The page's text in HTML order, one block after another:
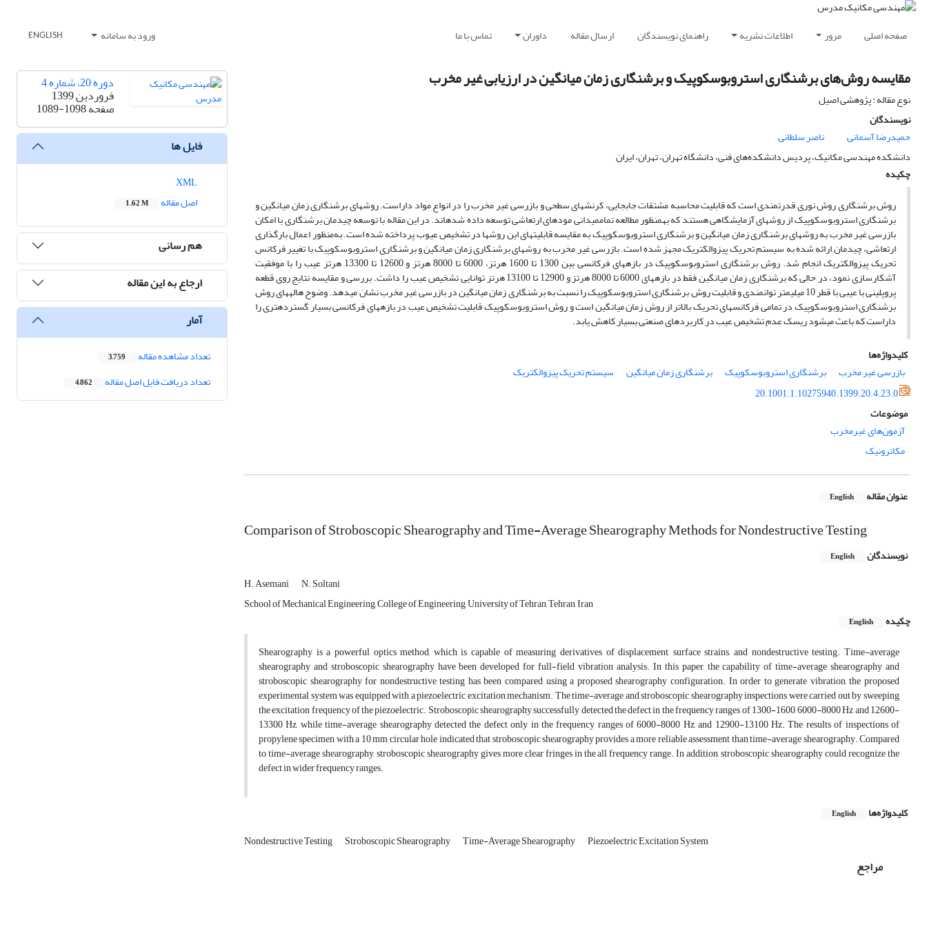
صفحه اصلی مرور اطلاعات نشریه راهنمای نویسندگان ارسال مقاله داوران تماس با ما ورود به سامانه ENGLISH
مقایسه روش‌های برشنگاری استروبوسکوپیک و برشنگاری زمان میانگین در ارزیابی غیر مخرب
نوع مقاله : پژوهشی اصیل
نویسندگان
حمیدرضا آسمانی
ناصر سلطانی
دانشکده مهندسی مکانیک، پردیس دانشکده‌های فنی، دانشگاه تهران، تهران، ایران
چکیده
روش برشنگاری روش نوری قدرتمندی است که قابلیت محاسبه مشتقات جابجایی، کرنش­های سطحی و بازرسی غیر مخرب را در انواع مواد داراست.روش­های برشنگاری زمان میانگین و
برشنگاری استروبوسکوپیک از روش­های آزمایشگاهی هستند که به­منظور مطالعه تمام­میدانی مودهای ارتعاشی توسعه داده شده­اند. در این مقاله با توسعه چیدمان برشنگاری با امکان
بازرسی غیر مخرب به روش­های برشنگاری زمان میانگین و برشنگاری استروبوسکوپیک به مقایسه قابلیت­های این روش­ها در تشخیص عیوب پرداخته شده است. به‌منظور اعمال بارگذاری
ارتعاشی، چیدمان ارائه شده به سیستم تحریک پیزوالکتریک مجهز شده است. بازرسی غیر مخرب به روش­های برشنگاری زمان میانگین و برشنگاری استروبوسکوپیک با تغییر فرکانس
تحریک پیزوالکتریک انجام شد. روش برشنگاری استروبوسکوپیک در بازه­های فرکانسی بین 1300 تا 1600 هرتز، 6000 تا 8000 هرتز و 12600 تا 13300 هرتز عیب را با موفقیت
آشکارسازی نمود، در حالی که برشنگاری زمان میانگین فقط در بازه­های 6000 تا 8000 هرتز و 12900 تا 13100 هرتز توانایی تشخیص عیب را داشت. بررسی و مقایسه نتایج روی قطعه
پروپلینی با عیبی با قطر 10 میلیمتر توانمندی و قابلیت روش برشنگاری استروبوسکوپیک را نسبت به برشنگاری زمان میانگین در بازرسی غیر مخرب نشان می­دهد. وضوح هاله­های روش
برشنگاری استروبوسکوپیک در تمامی فرکانس­های تحریک بالاتر از روش زمان میانگین است و روش استروبوسکوپیک قابلیت تشخیص عیب در بازه­های فرکانسی بسیار گسترده­تری را
داراست که باعث می­شود ریسک عدم تشخیص عیب در کاربردهای صنعتی بسیار کاهش یابد.
کلیدواژه‌ها
بازرسی غیر مخرب
برشنگاری استروبوسکوپیک برشنگاری زمان میانگین
سیستم تحریک پیزوالکتریک
20.1001.1.10275940.1399.20.4.23.0
موضوعات
آزمون‌های غیرمخرب
مکاترونیک
عنوان مقاله English
Comparison of Stroboscopic Shearography and Time-Average Shearography Methods for Nondestructive Testing
نویسندگان English
H. Asemani
N. Soltani
School of Mechanical Engineering, College of Engineering, University of Tehran, Tehran, Iran
چکیده
English
Shearography is a powerful optics method, which is capable of measuring derivatives of displacement, surface strains, and nondestructive testing. Time-average
shearography and stroboscopic shearography have been developed for full-field vibration analysis. In this paper, the capability of time-average shearography and
stroboscopic shearography for nondestructive testing has been compared using a proposed shearography configuration. In order to generate vibration, the proposed
experimental system was equipped with a piezoelectric excitation mechanism. The time-average and stroboscopic shearography inspections were carried out by sweeping
the excitation frequency of the piezoelectric. Stroboscopic shearography successfully detected the defect in the frequency ranges of 1300-1600, 6000-8000 Hz and 12600-
13300 Hz, while time-average shearography detected the defect only in the frequency ranges of 6000-8000 Hz, and 12900-13100 Hz. The results of inspections of
propylene specimen with a 10 mm circular hole indicated that stroboscopic shearography provides a more reliable assessment than time-average shearography. Compared
to time-average shearography, stroboscopic shearography gives more clear fringes in the all frequency range. In addition, stroboscopic shearography could recognize the
defect in wider frequency ranges.
کلیدواژه‌ها English
Nondestructive Testing Stroboscopic Shearography Time-Average Shearography Piezoelectric Excitation System
مراجع
دوره 20، شماره 4
فروردین 1399
صفحه1089-1098
فایل ها
اصل مقاله
1.62 M
هم رسانی
ارجاع به این مقاله
آمار
تعداد مشاهده مقاله 3,759
تعداد دریافت فایل اصل مقاله 4,862